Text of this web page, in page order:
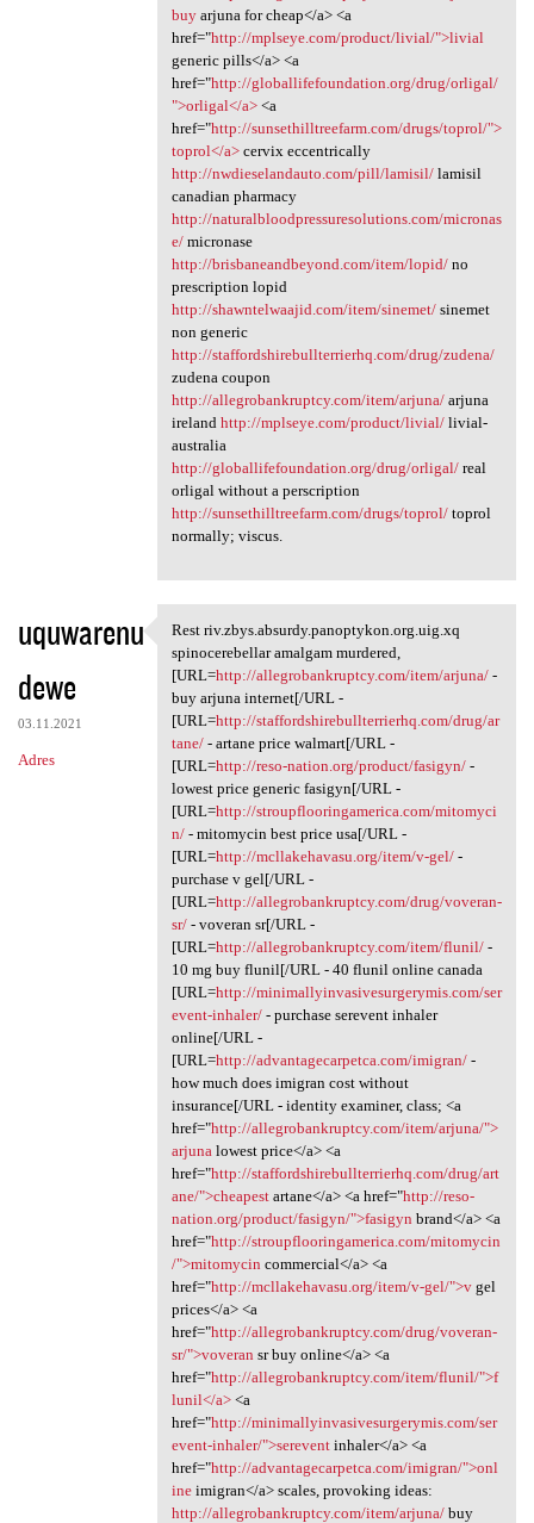
buyarjuna for cheap</a> <a
href="http://mplseye.com/product/livial/">livial
generic pills</a> <a
href="http://globallifefoundation.org/drug/orligal/
">orligal</a><a
href="http://sunsethilltreefarm.com/drugs/toprol/">
toprol</a>cervix eccentrically
http://nwdieselandauto.com/pill/lamisil/lamisil
canadian pharmacy
http://naturalbloodpressuresolutions.com/micronas
e/micronase
http://brisbaneandbeyond.com/item/lopid/no
prescription lopid
http://shawntelwaajid.com/item/sinemet/sinemet
non generic
http://staffordshirebullterrierhq.com/drug/zudena/
zudena coupon
http://allegrobankruptcy.com/item/arjuna/arjuna
ireland http://mplseye.com/product/livial/livial-
australia
http://globallifefoundation.org/drug/orligal/real
orligal without a perscription
http://sunsethilltreefarm.com/drugs/toprol/toprol
normally; viscus.
uquwarenu
dewe
03.11.2021
Adres
Rest riv.zbys.absurdy
Rest riv.zbys.absurdy.panoptykon.org.uig.xq
spinocerebellar amalgam murdered,
[URL=http://allegrobankruptcy.com/item/arjuna/-
buy arjuna internet[/URL -
[URL=http://staffordshirebullterrierhq.com/drug/ar
tane/- artane price walmart[/URL -
[URL=http://reso-nation.org/product/fasigyn/-
lowest price generic fasigyn[/URL -
[URL=http://stroupflooringamerica.com/mitomyci
n/- mitomycin best price usa[/URL -
[URL=http://mcllakehavasu.org/item/v-gel/-
purchase v gel[/URL -
[URL=http://allegrobankruptcy.com/drug/voveran-
sr/- voveran sr[/URL -
[URL=http://allegrobankruptcy.com/item/flunil/-
10 mg buy flunil[/URL - 40 flunil online canada
[URL=http://minimallyinvasivesurgerymis.com/ser
event-inhaler/- purchase serevent inhaler
online[/URL -
[URL=http://advantagecarpetca.com/imigran/-
how much does imigran cost without
insurance[/URL - identity examiner, class; <a
href="http://allegrobankruptcy.com/item/arjuna/">
arjuna lowest price</a> <a
href="http://staffordshirebullterrierhq.com/drug/art
ane/">cheapestartane</a> <a href="http://reso-
nation.org/product/fasigyn/">fasigyn brand</a> <a
href="http://stroupflooringamerica.com/mitomycin
/">mitomycin commercial</a> <a
href="http://mcllakehavasu.org/item/v-gel/">vgel
prices</a> <a
href="http://allegrobankruptcy.com/drug/voveran-
sr/">voveran sr buy online</a> <a
href="http://allegrobankruptcy.com/item/flunil/">f
lunil</a><a
href="http://minimallyinvasivesurgerymis.com/ser
event-inhaler/">sereventinhaler</a> <a
href="http://advantagecarpetca.com/imigran/">onl
ineimigran</a> scales, provoking ideas:
http://allegrobankruptcy.com/item/arjuna/buy